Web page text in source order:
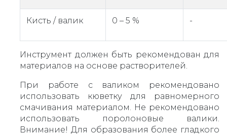
Кисть / валик 0 – 5 % -
Инструмент должен быть рекомендован для
материалов на основе растворителей.
При работе с валиком рекомендовано
использовать кюветку для равномерного
смачивания материалом. Не рекомендовано
использовать поролоновые валики.
Внимание! Для образования более гладкого